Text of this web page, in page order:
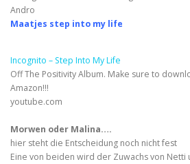
Andro
Maatjes step into my life
Incognito – Step Into My Life
Off The Positivity Album. Make sure to
Amazon!!!
youtube.com
Morwen oder Malina….
hier steht die Entscheidung noch nicht fest
Eine von beiden wird der Zuwachs von Netti